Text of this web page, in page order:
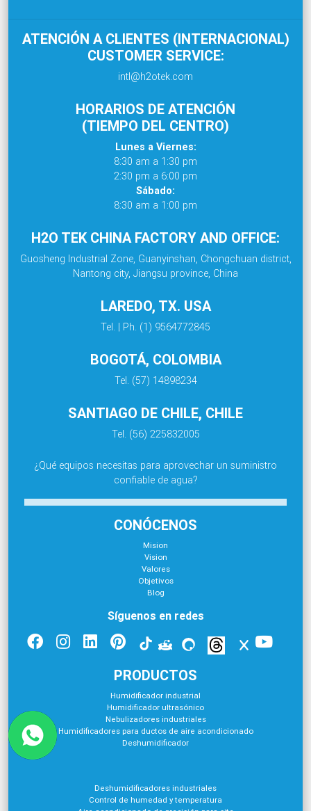
ATENCIÓN A CLIENTES (INTERNACIONAL)
CUSTOMER SERVICE:
intl@h2otek.com
HORARIOS DE ATENCIÓN
(TIEMPO DEL CENTRO)
Lunes a Viernes:
8:30 am a 1:30 pm
2:30 pm a 6:00 pm
Sábado:
8:30 am a 1:00 pm
H2O TEK CHINA FACTORY AND OFFICE:
Guosheng Industrial Zone, Guanyinshan, Chongchuan district,
Nantong city, Jiangsu province, China
LAREDO, TX. USA
Tel. | Ph. (1) 9564772845
BOGOTÁ, COLOMBIA
Tel. (57) 14898234
SANTIAGO DE CHILE, CHILE
Tel. (56) 225832005
¿Qué equipos necesitas para aprovechar un suministro
confiable de agua?
CONÓCENOS
Mision
Vision
Valores
Objetivos
Blog
Síguenos en redes
PRODUCTOS
Humidificador industrial
Humidificador ultrasónico
Nebulizadores industriales
Humidificadores para ductos de aire acondicionado
Deshumidificador
Deshumidificadores industriales
Control de humedad y temperatura